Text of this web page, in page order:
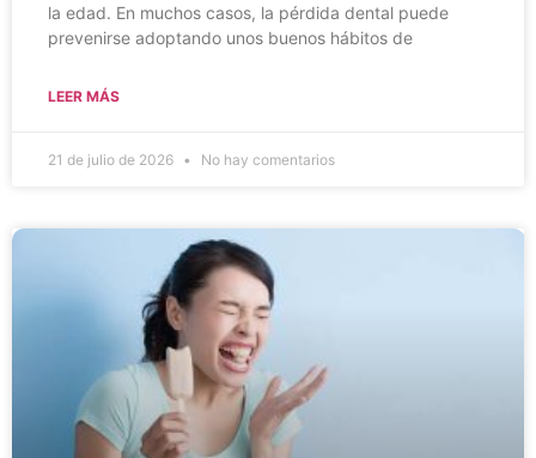
la edad. En muchos casos, la pérdida dental puede
prevenirse adoptando unos buenos hábitos de
LEER MÁS
21 de julio de 2026 No hay comentarios